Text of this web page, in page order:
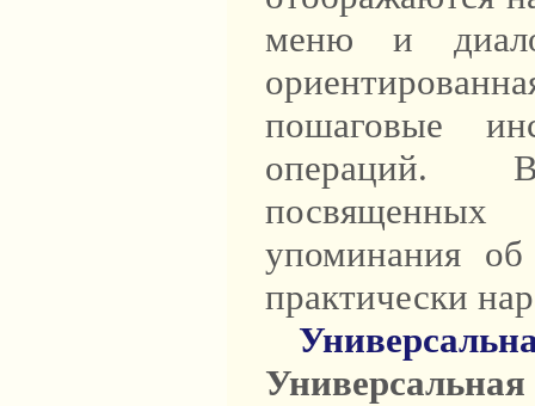
меню и
пошаговые
операций.
посвященных
упоминания
практически